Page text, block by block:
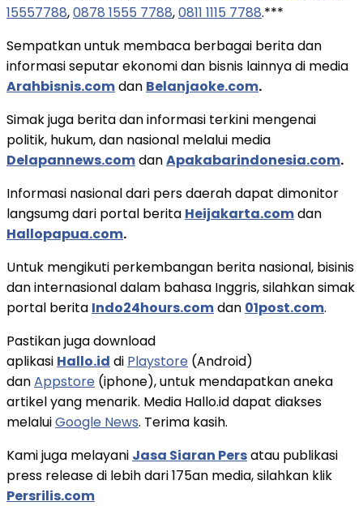
15557788,0878 1555 7788,0811 1115 7788.***
Sempatkan untuk membaca berbagai berita dan
informasi seputar ekonomi dan bisnis lainnya di media
Arahbisnis.comdan Belanjaoke.com.
Simak juga berita dan informasi terkini mengenai
politik, hukum, dan nasional melalui media
Delapannews.comdanApakabarindonesia.com.
Informasi nasional dari pers daerah dapat dimonitor
langsumg dari portal berita Heijakarta.comdan
Hallopapua.com.
Untuk mengikuti perkembangan berita nasional, bisinis
dan internasional dalam bahasa Inggris, silahkan simak
portal berita Indo24hours.comdan 01post.com.
Pastikan juga download
aplikasi Hallo.id di Playstore (Android)
danAppstore (iphone), untuk mendapatkan aneka
artikel yang menarik. Media Hallo.id dapat diakses
melaluiGoogle News. Terima kasih.
Kami juga melayani Jasa Siaran Persatau publikasi
press release di lebih dari 175an media, silahkan klik
Persrilis.com